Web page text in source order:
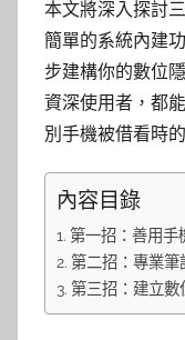
本文將深入探討
簡單的系統內建
步建構你的數位
資深使用者，都
別手機被借看時
內容目錄
第一招：善用手
第二招：專業筆
第三招：建立數